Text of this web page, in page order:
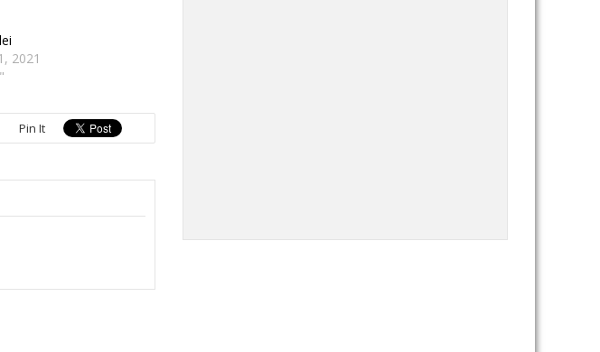
2021
Pin It